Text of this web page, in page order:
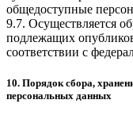
общедоступные
9.7. Осуществляется
подлежащих
соответствии с
10. Порядок сбора,
персональных данных